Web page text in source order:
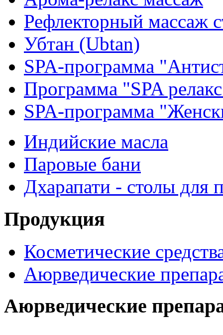
Рефлекторный массаж
Убтан (Ubtan)
SPA-программа
Программа "SPA
SPA-программа
Индийские масла
Паровые бани
Дхарапати - столы для
Продукция
Косметические
Аюрведические
Аюрведические